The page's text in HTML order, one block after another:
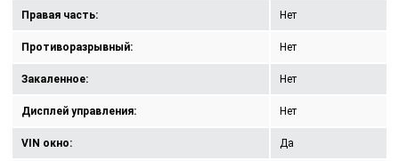
Правая часть: Нет
Противоразрывный: Нет
Закаленное: Нет
Дисплей управления: Нет
VIN окно: Да